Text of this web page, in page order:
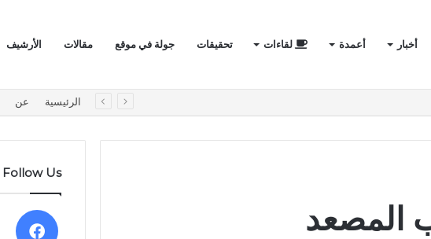
أخبار أعمدة لقاءات تحقيقات جولة في موقع مقالات الأرشيف
الرئيسية عن
المصعد
Follow Us